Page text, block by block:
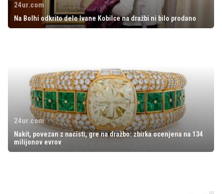
24ur.com
Na Bolhi odkrito delo Ivane Kobilce na dražbi ni bilo prodano
24ur.com
Nakit, povezan z nacisti, gre na dražbo: zbirka ocenjena na 134
milijonov evrov